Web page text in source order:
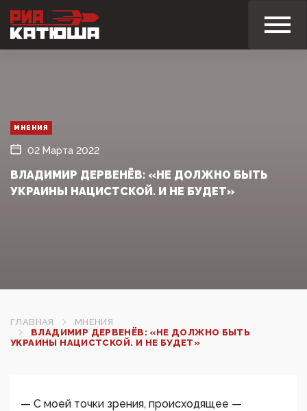
МНЕНИЯ
02 Марта 2022
ВЛАДИМИР ДЕРВЕНЁВ: «НЕ ДОЛЖНО БЫТЬ
УКРАИНЫ НАЦИСТСКОЙ. И НЕ БУДЕТ»
ГЛАВНАЯ
МНЕНИЯ
ВЛАДИМИР ДЕРВЕНЁВ: «НЕ ДОЛЖНО БЫТЬ
УКРАИНЫ НАЦИСТСКОЙ. И НЕ БУДЕТ»
— С моей точки зрения, происходящее —